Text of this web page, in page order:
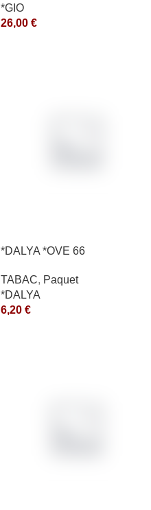
*GIO
26,00 €
*DALYA *OVE 66
TABAC, Paquet
*DALYA
6,20 €